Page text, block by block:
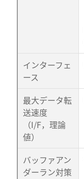
インターフェ
ース
最大データ転
送速度
（I/F，理論
値）
バッファアン
ダーラン対策